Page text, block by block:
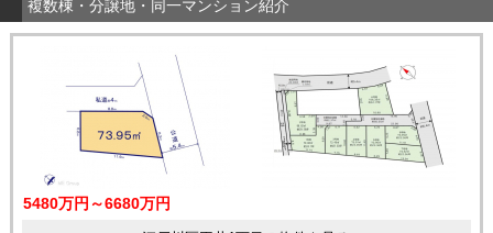
複数棟・分譲地・同一マンション紹介
5480万円～6680万円